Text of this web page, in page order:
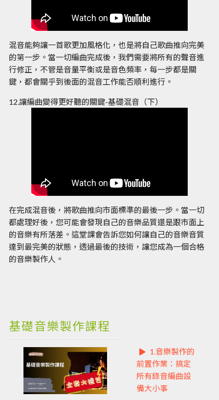
混音能夠讓一首歌更加風格化，也是將自己歌曲推向完美
的第一步。當一切編曲完成後，我們需要將所有的聲音進
行修正，不管是音量平衡或是音色頻率，每一步都是關
鍵，都會關乎到後面的混音工作能否順利進行。
12.讓編曲變得更好聽的關鍵-基礎混音（下）
在完成混音後，將歌曲推向市面標準的最後一步。當一切
都處理好後，您可能會發現自己的音樂品質還是跟市面上
的音樂有所落差。這堂課會告訴您如何讓自己的音樂音質
達到最完美的狀態，透過最後的技術，讓您成為一個合格
的音樂製作人。
基礎音樂製作課程
1.音樂製作的
前置作業：搞定
所有錄音編曲設
備大小事